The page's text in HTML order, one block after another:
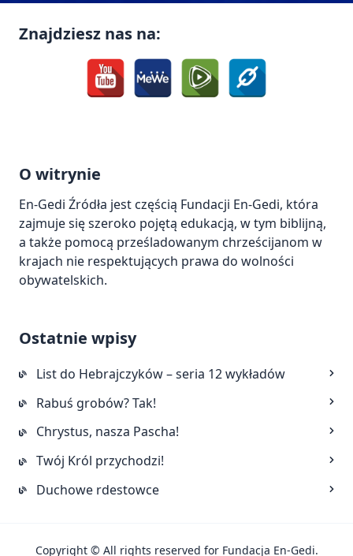
Znajdziesz nas na:
O witrynie
En-Gedi Źródła jest częścią Fundacji En-Gedi, która
zajmuje się szeroko pojętą edukacją, w tym biblijną,
a także pomocą prześladowanym chrześcijanom w
krajach nie respektujących prawa do wolności
obywatelskich.
Ostatnie wpisy
List do Hebrajczyków – seria 12 wykładów
Rabuś grobów? Tak!
Chrystus, nasza Pascha!
Twój Król przychodzi!
Duchowe rdestowce
Copyright © All rights reserved for Fundacja En-Gedi.